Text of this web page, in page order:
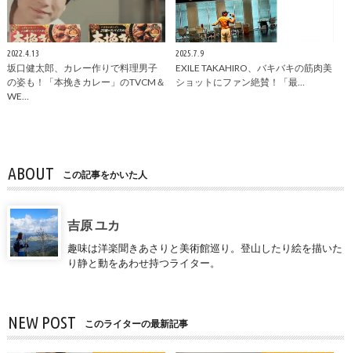
2022.4.13
坂口健太郎、カレー作りで料理男子
の姿も！「本挽きカレー」のTVCM＆
WE…
2025.7.9
EXILE TAKAHIRO、バキバキの筋肉美
ショットにファン絶賛！「最…
ABOUT この記事をかいた人
吉原 ユカ
趣味は洋楽聞きあさりと美術館巡り。登山したり絵を描いた
り静と動をあわせ持つライター。
NEW POST このライターの最新記事